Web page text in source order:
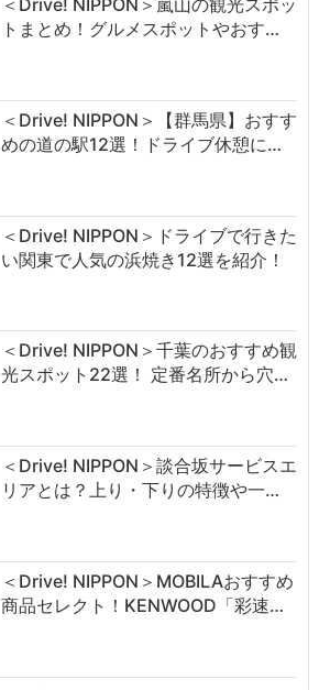
トまとめ！グルメスポットやおす…
＜Drive! NIPPON＞【群馬県】おすす
めの道の駅12選！ドライブ休憩に…
＜Drive! NIPPON＞ドライブで行きた
い関東で人気の浜焼き12選を紹介！
＜Drive! NIPPON＞千葉のおすすめ観
光スポット22選！ 定番名所から穴…
＜Drive! NIPPON＞談合坂サービスエ
リアとは？上り・下りの特徴や一…
＜Drive! NIPPON＞MOBILAおすすめ
商品セレクト！KENWOOD「彩速…